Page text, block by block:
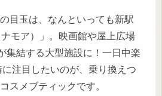
目玉は、なんといっても新駅
モア）」。映画館や屋上広場
集結する大型施設に！一日中楽
注目したいのが、乗り換えつ
スメブティックです。